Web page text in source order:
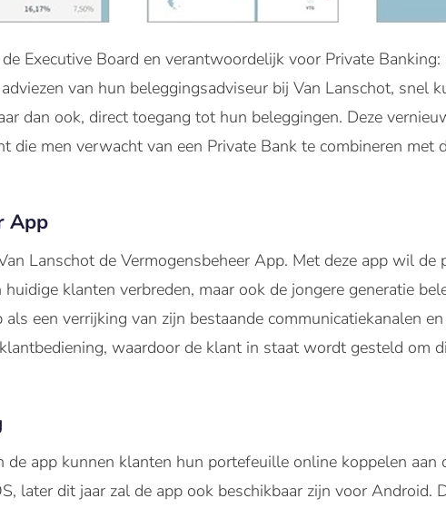
Executive Board en verantwoordelijk voor Private
van hun beleggingsadviseur bij Van Lanschot, snel
dan ook, direct toegang tot hun beleggingen. Deze
die men verwacht van een Private Bank te combineren met
App
Lanschot de Vermogensbeheer App. Met deze app wil de
klanten verbreden, maar ook de jongere generatie
als een verrijking van zijn bestaande communicatiekanalen
waardoor de klant in staat wordt gesteld om
de app kunnen klanten hun portefeuille online koppelen aan
later dit jaar zal de app ook beschikbaar zijn voor Android.